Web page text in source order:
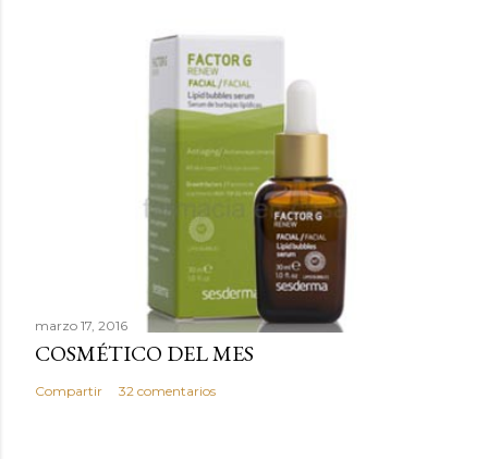
marzo 17, 2016
COSMÉTICO DEL MES
Compartir 32 comentarios